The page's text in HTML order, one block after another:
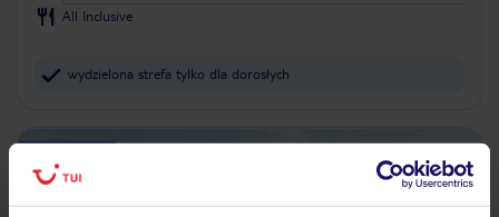
All Inclusive
wydzielona strefa tylko dla dorosłych